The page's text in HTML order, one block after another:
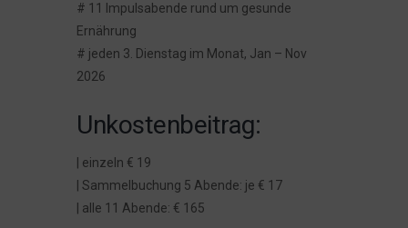
# 11 Impulsabende rund um gesunde
Ernährung
# jeden 3. Dienstag im Monat, Jan – Nov
2026
Unkostenbeitrag:
| einzeln € 19
| Sammelbuchung 5 Abende: je € 17
| alle 11 Abende: € 165